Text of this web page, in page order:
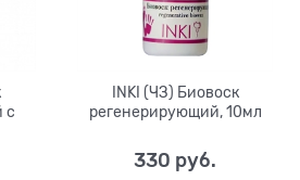
с
INKI (ЧЗ) Биовоск
регенерирующий, 10мл
330 руб.